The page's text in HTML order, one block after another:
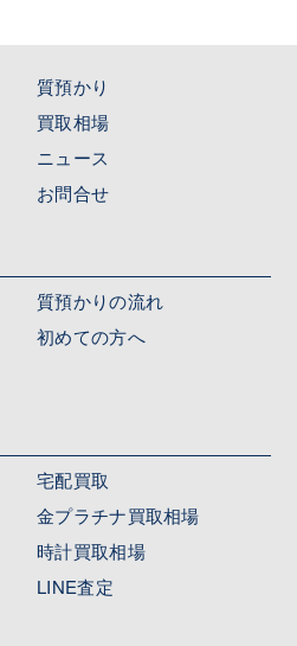
質預かり
買取相場
ニュース
お問合せ
質預かりの流れ
初めての方へ
宅配買取
金プラチナ買取相場
時計買取相場
LINE査定